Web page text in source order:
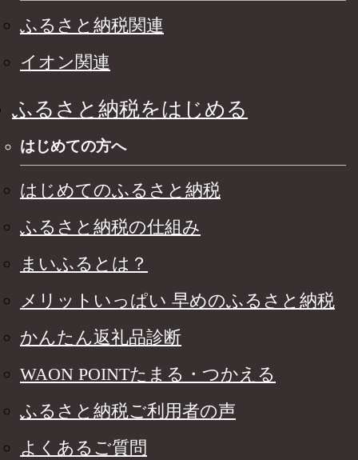
ふるさと納税関連
イオン関連
ふるさと納税をはじめる
はじめての方へ
はじめてのふるさと納税
ふるさと納税の仕組み
まいふるとは？
メリットいっぱい 早めのふるさと納税
かんたん返礼品診断
WAON POINTたまる・つかえる
ふるさと納税ご利用者の声
よくあるご質問